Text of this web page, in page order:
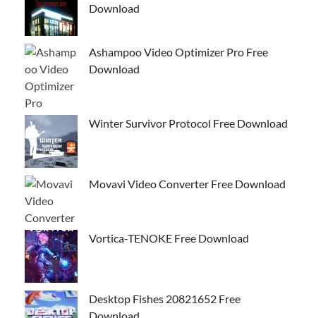
Download
Ashampoo Video Optimizer Pro Free
Download
Winter Survivor Protocol Free Download
Movavi Video Converter Free Download
Vortica-TENOKE Free Download
Desktop Fishes 20821652 Free